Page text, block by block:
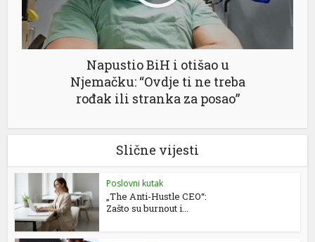
Napustio BiH i otišao u
Njemačku: “Ovdje ti ne treba
rođak ili stranka za posao”
Slične vijesti
Poslovni kutak
„The Anti-Hustle CEO“:
Zašto su burnout i...